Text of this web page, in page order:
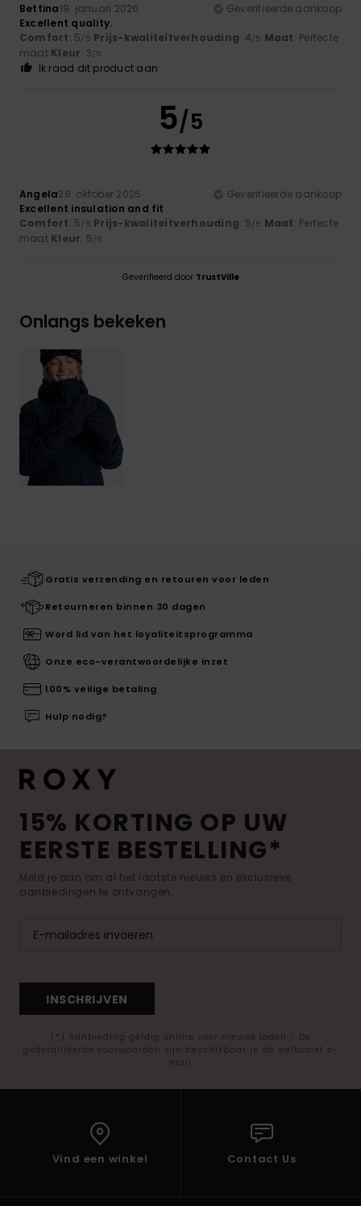
Bettina19. januari 2026
Geverifieerde aankoop
Excellent quality.
Comfort: 5/5 Prijs-kwaliteitverhouding: 4/5 Maat: Perfecte
maat Kleur: 3/5
Ik raad dit product aan
5/5
Angela28. oktober 2025
Geverifieerde aankoop
Excellent insulation and fit
Comfort: 5/5 Prijs-kwaliteitverhouding: 5/5 Maat: Perfecte
maat Kleur: 5/5
Geverifieerd door TrustVille
Onlangs bekeken
Gratis verzending en retouren voor leden
Retourneren binnen 30 dagen
Word lid van het loyaliteitsprogramma
Onze eco-verantwoordelijke inzet
100% veilige betaling
Hulp nodig?
15% KORTING OP UW
EERSTE BESTELLING*
Meld je aan om al het laatste nieuws en exclusieve
aanbiedingen te ontvangen.
INSCHRIJVEN
(*) Aanbieding geldig online voor nieuwe leden - De
gedetailleerde voorwaarden zijn beschikbaar in de welkomst e-
mail
Vind een winkel Contact Us